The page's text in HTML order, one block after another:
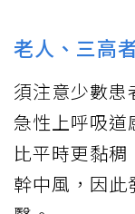
老人、三高
須注意少數患
急性上呼吸道
比平時更黏
幹中風，因此